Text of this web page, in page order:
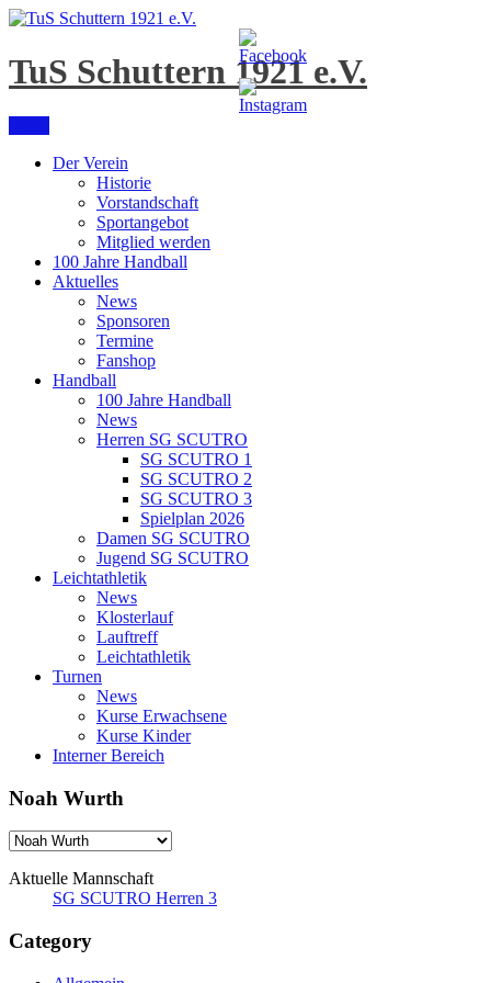
Skip
content
TuS Schuttern 1921 e.V.
Der Verein
Historie
Vorstandschaft
Sportangebot
Mitglied werden
100 Jahre Handball
Aktuelles
News
Sponsoren
Termine
Fanshop
Handball
100 Jahre Handball
News
Herren SG SCUTRO
SG SCUTRO 1
SG SCUTRO 2
SG SCUTRO 3
Spielplan 2026
Damen SG SCUTRO
Jugend SG SCUTRO
Leichtathletik
News
Klosterlauf
Lauftreff
Leichtathletik
Turnen
News
Kurse Erwachsene
Kurse Kinder
Interner Bereich
Noah Wurth
Aktuelle Mannschaft
SG SCUTRO Herren 3
Category